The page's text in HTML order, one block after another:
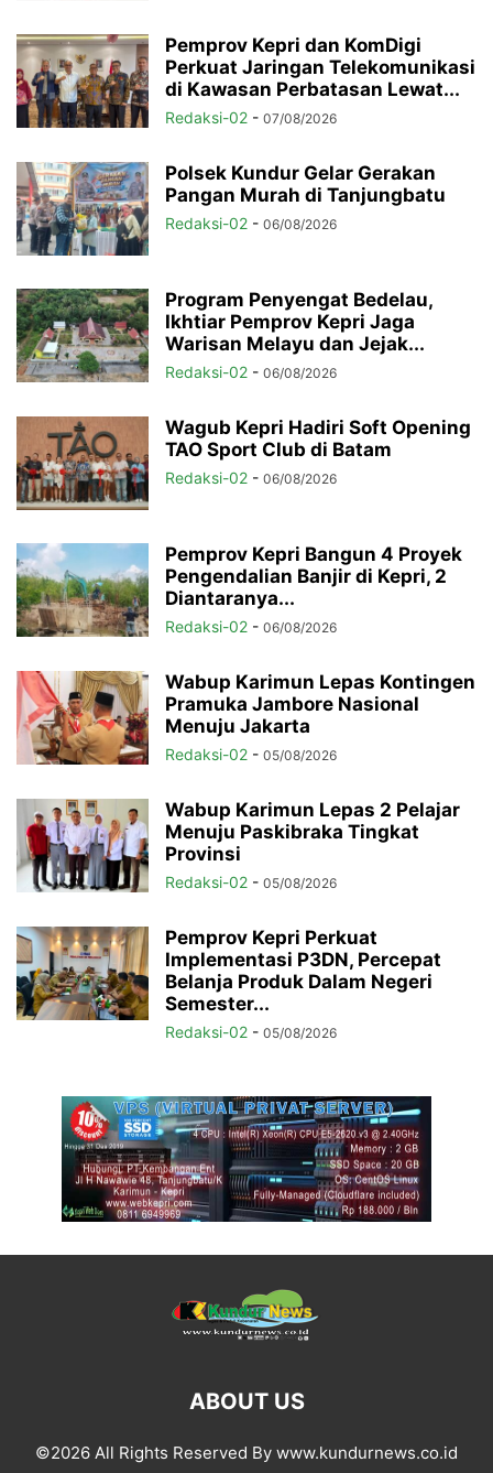
Pemprov Kepri dan KomDigi
Perkuat Jaringan Telekomunikasi
di Kawasan Perbatasan Lewat...
Redaksi-02 - 07/08/2026
Polsek Kundur Gelar Gerakan
Pangan Murah di Tanjungbatu
Redaksi-02 - 06/08/2026
Program Penyengat Bedelau,
Ikhtiar Pemprov Kepri Jaga
Warisan Melayu dan Jejak...
Redaksi-02 - 06/08/2026
Wagub Kepri Hadiri Soft Opening
TAO Sport Club di Batam
Redaksi-02 - 06/08/2026
Pemprov Kepri Bangun 4 Proyek
Pengendalian Banjir di Kepri, 2
Diantaranya...
Redaksi-02 - 06/08/2026
Wabup Karimun Lepas Kontingen
Pramuka Jambore Nasional
Menuju Jakarta
Redaksi-02 - 05/08/2026
Wabup Karimun Lepas 2 Pelajar
Menuju Paskibraka Tingkat
Provinsi
Redaksi-02 - 05/08/2026
Pemprov Kepri Perkuat
Implementasi P3DN, Percepat
Belanja Produk Dalam Negeri
Semester...
Redaksi-02 - 05/08/2026
ABOUT US
©2026 All Rights Reserved By www.kundurnews.co.id